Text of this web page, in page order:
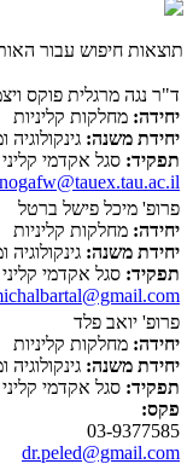
תוצאות חיפוש עבור
ד"ר נגה מרגלית פוקס
יחידה: מחלקות קליניות
יחידת משנה: גינקולוגיה
תפקיד: סגל אקדמי קליני
nogafw@tauex.tau.ac.il
פרופ' מיכל פישל ברטל
יחידה: מחלקות קליניות
יחידת משנה: גינקולוגיה
תפקיד: סגל אקדמי קליני
פרופ' יואב פלד
יחידה: מחלקות קליניות
יחידת משנה: גינקולוגיה
תפקיד: סגל אקדמי קליני
פקס:
03-9377585
dr.peled@gmail.com